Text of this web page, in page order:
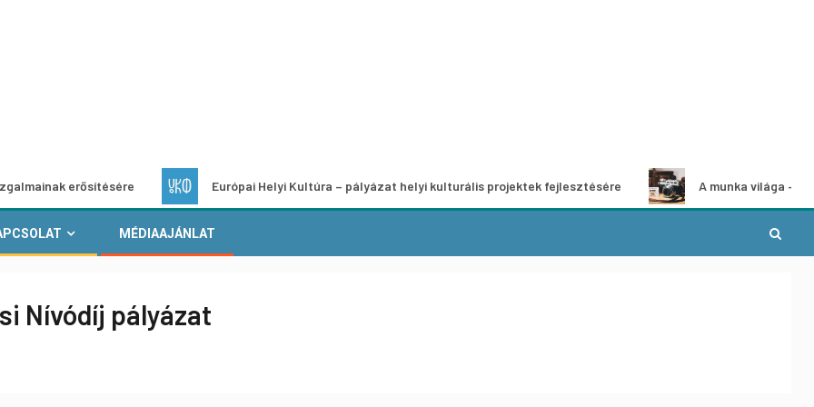
Európai Helyi Kultúra – pályázat helyi kulturális projektek fejlesztésére A munka világa – fotópályázat
MÉDIAAJÁNLAT
Nívódíj pályázat